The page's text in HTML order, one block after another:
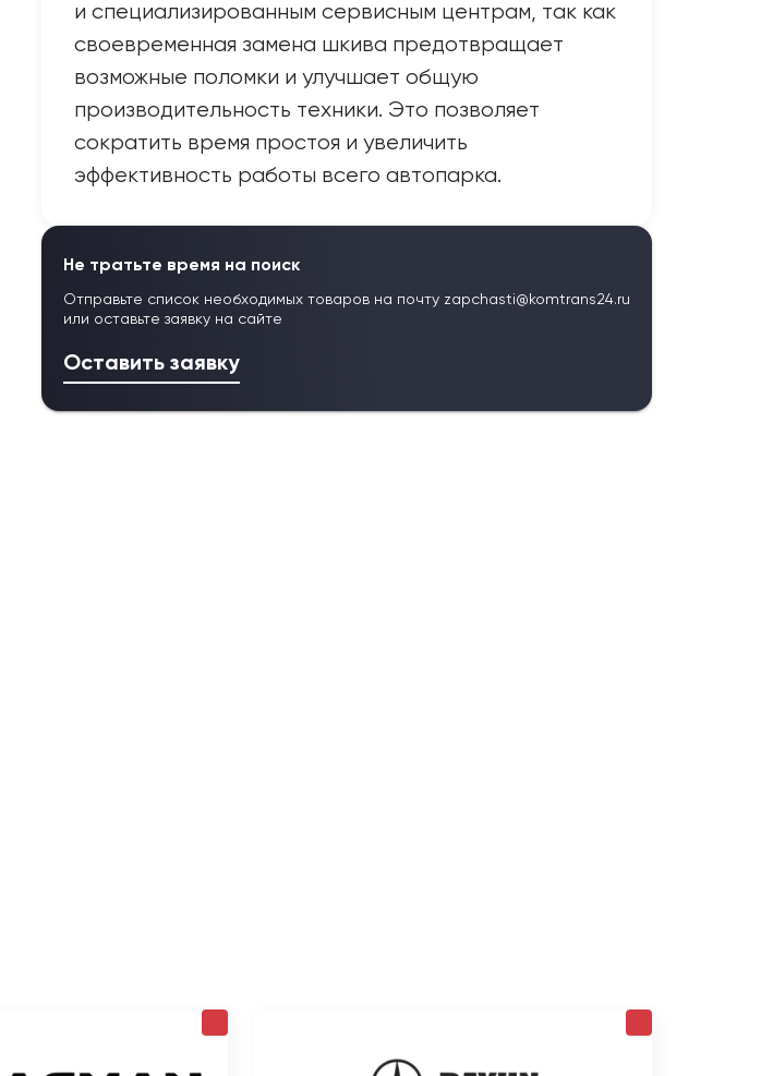
и специализированным сервисным центрам, так как
своевременная замена шкива предотвращает
возможные поломки и улучшает общую
производительность техники. Это позволяет
сократить время простоя и увеличить
эффективность работы всего автопарка.
Не тратьте время на поиск
Отправьте список необходимых товаров на почту zapchasti@komtrans24.ru
или оставьте заявку на сайте
Оставить заявку